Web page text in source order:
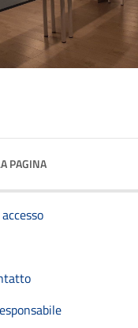
PAGINA